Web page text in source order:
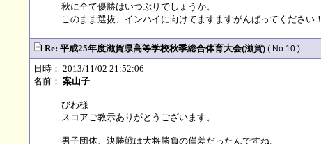
秋に全て優勝はいつぶりでしょうか。
このまま選抜、インハイに向けてますますがんばってください！
Re: 平成25年度滋賀県高等学校秋季総合体育大会(滋賀) ( No.10 )
日時： 2013/11/02 21:52:06
名前： 案山子
びわ様
スコアご教示ありがとうございます。
男子団体、決勝戦は大将勝負の僅差だったんですね。